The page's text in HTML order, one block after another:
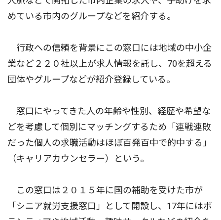
めている市内のグループなどを紹介する。
行政への信頼を背景にこの窓口には地域の中小企
業など２２０社以上が求人情報を託し、70を超える
団体やグループなどが紹介登録している。
窓口にやってきた人の年齢や性別、経歴や希望な
どを考慮して個別にマッチングするため「連戦連敗
だった個人の求職活動はほぼ百発百中で的中する」
（キャリアカウンセラー）という。
この窓口は２０１５年に国の補助を受けた市が
「シニア就労支援窓口」として開設し、17年にはボ